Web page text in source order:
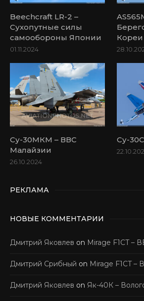
Beechcraft LR-2 –
Сухопутные силы
самообороны Японии
01.11.2024
Кореи
Су-30МКМ – ВВС
Малайзии
26.10.2024
Су-
РЕКЛАМА
НОВЫЕ КОММЕНТАРИИ
Дмитрий Яковлев on Mirage F1CT –
Дмитрий Срибный on Mirage F1CT
Дмитрий Яковлев on Як-40К –